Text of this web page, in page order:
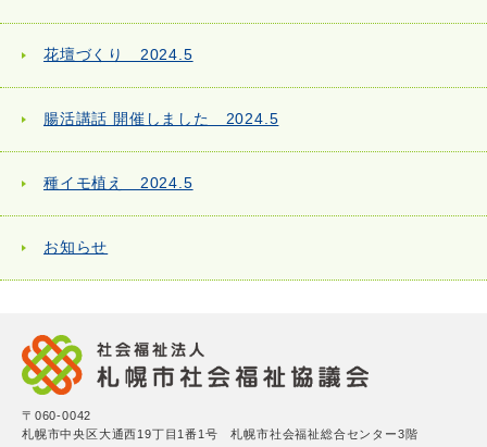
花壇づくり 2024.5
腸活講話 開催しました 2024.5
種イモ植え 2024.5
お知らせ
〒060-0042
札幌市中央区大通西19丁目1番1号 札幌市社会福祉総合センター3階